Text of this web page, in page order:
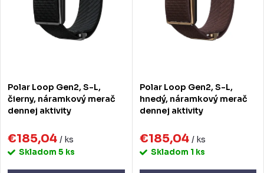
d
u
k
t
d
u
k
Polar Loop Gen2, S-L,
čierny, náramkový merač
dennej aktivity
€185,04 / ks
Skladom 5 ks
Polar Loop Gen2, S-L,
hnedý, náramkový merač
dennej aktivity
€185,04 / ks
Skladom 1 ks